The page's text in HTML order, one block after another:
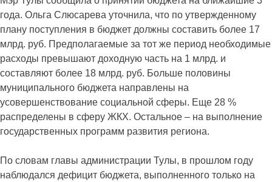
года. Ольга Слюсарева уточнила, что по утвержденному
плану поступления в бюджет должны составить более 17
млрд. руб. Предполагаемые за тот же период необходимые
расходы превышают доходную часть на 1 млрд. и
составляют более 18 млрд. руб. Больше половины
муниципального бюджета направлены на
усовершенствование социальной сферы. Еще 28 %
распределены в сферу ЖКХ. Остальное – на выполнение
государственных программ развития региона.
По словам главы администрации Тулы, в прошлом году
наблюдался дефицит бюджета, выполненного только на